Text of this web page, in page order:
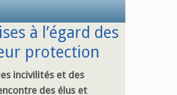
à l’égard des
protection
incivilités et des
des élus et